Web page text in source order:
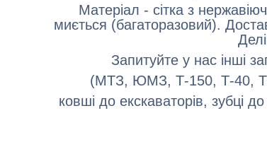
Матеріал - сітка з
миється (багаторазовий).
Запитуйте у нас інші
(МТЗ, ЮМЗ, Т-150, Т-40,
ковші до екскаваторів, зубці